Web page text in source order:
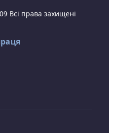
Всі права захищені